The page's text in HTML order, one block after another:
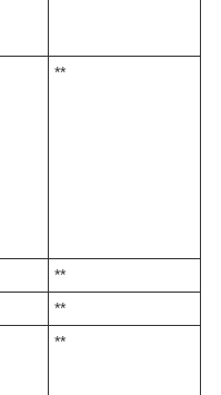
**
**
**
**